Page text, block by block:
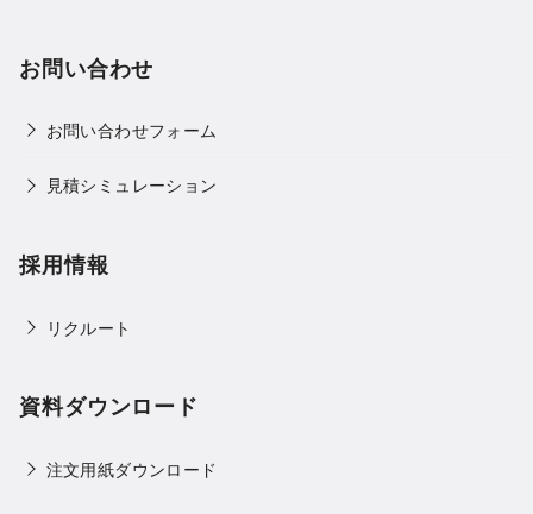
お問い合わせ
お問い合わせフォーム
見積シミュレーション
採用情報
リクルート
資料ダウンロード
注文用紙ダウンロード